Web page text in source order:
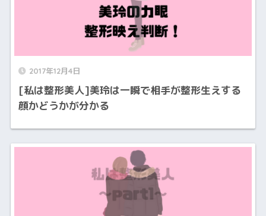
2017年12月4日
[私は整形美人]美玲は一瞬で相手が整形生えする
顔かどうかが分かる